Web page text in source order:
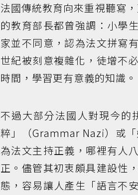
法國傳統教育向來重視聽寫
的教育部長都曾強調：小學
家並不同意，認為法文拼寫
世紀被刻意複雜化，徒增不
時間，學習更有意義的知識。
不過大部分法國人對現今的
粹」（Grammar Nazi）或
為法文主持正義，哪裡有人
正。儘管其初衷頗具建設性
態，容易讓人產生「語言不